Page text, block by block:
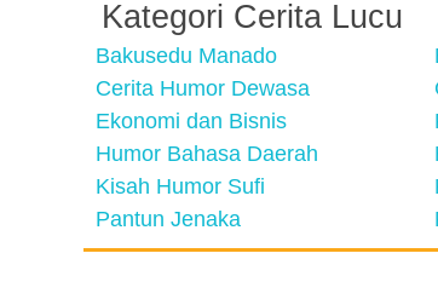
Kategori Cerita Lucu
Bakusedu Manado
Cerita Humor Dewasa
Ekonomi dan Bisnis
Humor Bahasa Daerah
Kisah Humor Sufi
Pantun Jenaka